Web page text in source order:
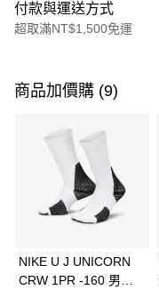
付款與運送方式
超取滿NT$1,500免運
信用卡一次付款
3 期 0 利率 每期
合作金庫商業銀行
華南商業銀行
上海商業儲蓄銀行
Apple Pay
全盈+PAY
商品加價購 (9)
NIKE U J UNICORN
CRW 1PR -160 男女